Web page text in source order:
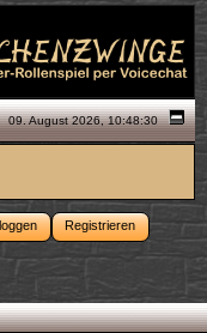
09. August 2026, 10:48:30
Registrieren